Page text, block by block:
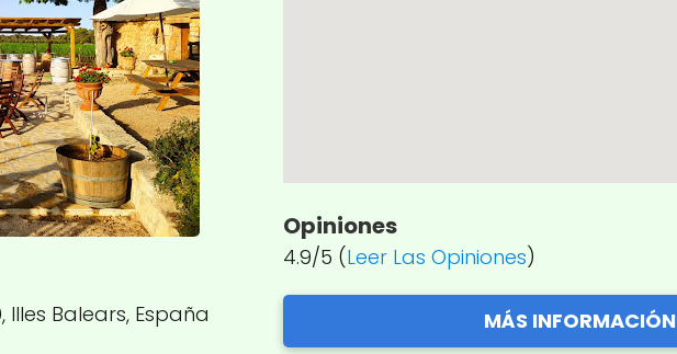
Balears, España
Opiniones
4.9/5 (Leer Las Opiniones)
MÁS INFORMACIÓN